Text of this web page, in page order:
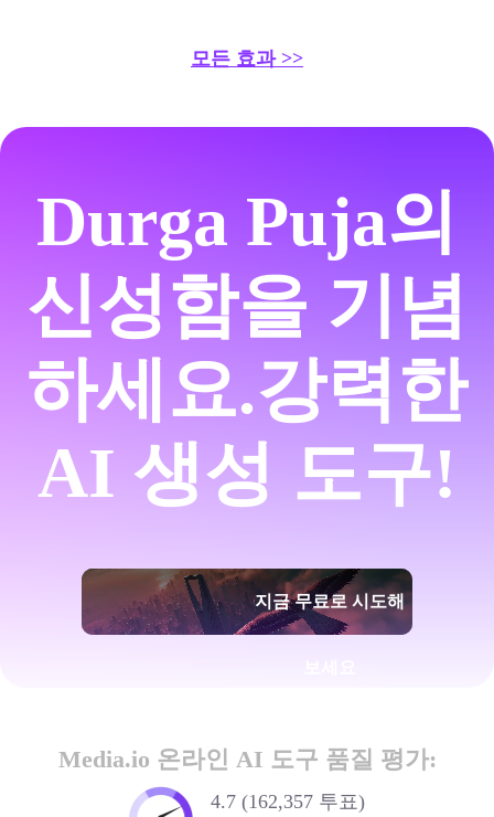
모든 효과 >>
Durga Puja의
신성함을 기념
하세요.강력한
AI 생성 도구!
지금 무료로 시도해
Media.io 온라인 AI 도구 품질 평가:
4.7 (162,357 투표)